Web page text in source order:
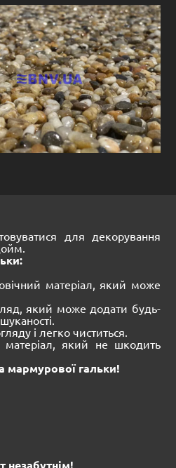
для декорування
матеріал, який може
який може додати будь-
і легко чиститься.
матеріал, який не шкодить
мармурової гальки!